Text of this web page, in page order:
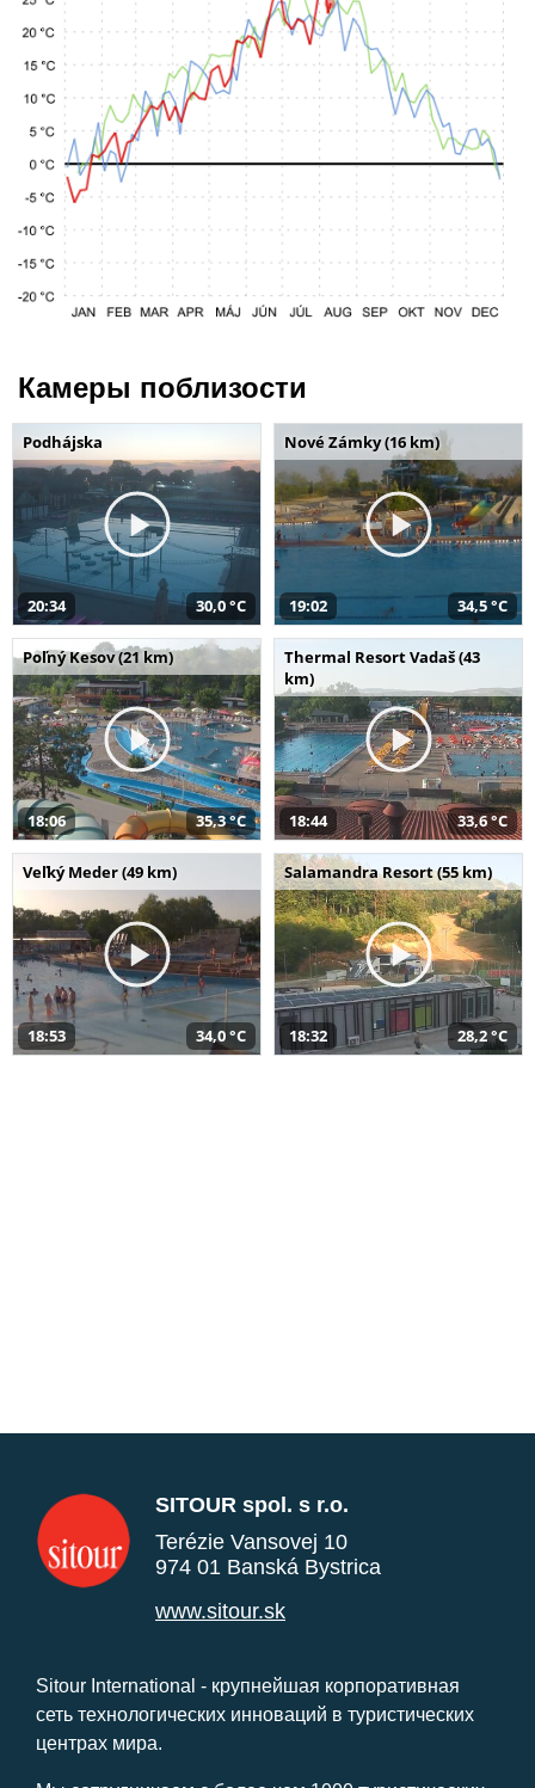
Камеры поблизости
Podhájska
20:34 30,0 °C
Nové Zámky (16 km)
19:02 34,5 °C
Poľný Kesov (21 km)
18:06 35,3 °C
Thermal Resort Vadaš (43
km)
18:44 33,6 °C
Veľký Meder (49 km)
18:53 34,0 °C
Salamandra Resort (55 km)
18:32 28,2 °C
SITOUR spol. s r.o.
Terézie Vansovej 10
974 01 Banská Bystrica
www.sitour.sk
Sitour International - крупнейшая корпоративная
сеть технологических инноваций в туристических
центрах мира.